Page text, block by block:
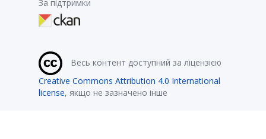
За підтримки
Весь контент доступний за ліцензією
Creative Commons Attribution 4.0 International
license, якщо не зазначено інше